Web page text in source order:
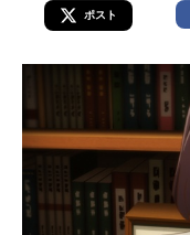
ポスト